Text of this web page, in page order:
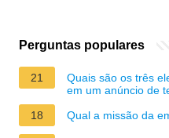
Perguntas populares
21
Quais são os três
em um anúncio de
18
Qual a missão da